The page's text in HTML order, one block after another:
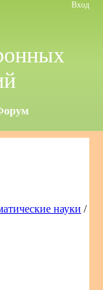
Вход
науки /